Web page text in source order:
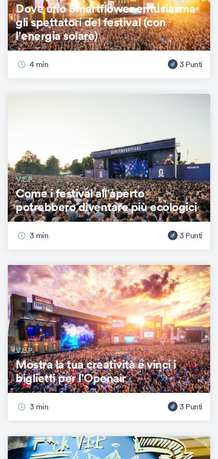
Dove uno Smartflower entusiasma
gli spettatori del festival (con
l'energia solare)
4 min 3 Punti
V.E.P.
Come i festival all'aperto
potrebbero diventare più ecologici
3 min 3 Punti
V.E.P.
Mostra la tua creatività e vinci i
biglietti per l'Openair
3 min 3 Punti